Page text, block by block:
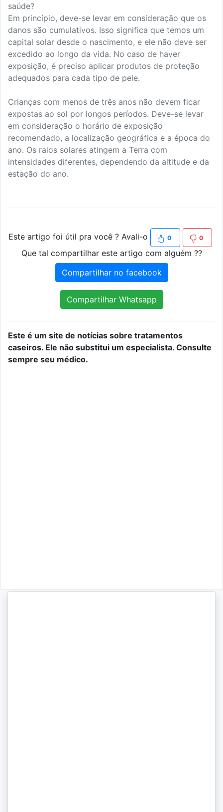
saúde?
Em princípio, deve-se levar em consideração que os
danos são cumulativos. Isso significa que temos um
capital solar desde o nascimento, e ele não deve ser
excedido ao longo da vida. No caso de haver
exposição, é preciso aplicar produtos de proteção
adequados para cada tipo de pele.
Crianças com menos de três anos não devem ficar
expostas ao sol por longos períodos. Deve-se levar
em consideração o horário de exposição
recomendado, a localização geográfica e a época do
ano. Os raios solares atingem a Terra com
intensidades diferentes, dependendo da altitude e da
estação do ano.
Este artigo foi útil pra você ? Avali-o 0 0
Que tal compartilhar este artigo com alguém ??
Compartilhar no facebook
Compartilhar Whatsapp
Este é um site de notícias sobre tratamentos
caseiros. Ele não substitui um especialista. Consulte
sempre seu médico.